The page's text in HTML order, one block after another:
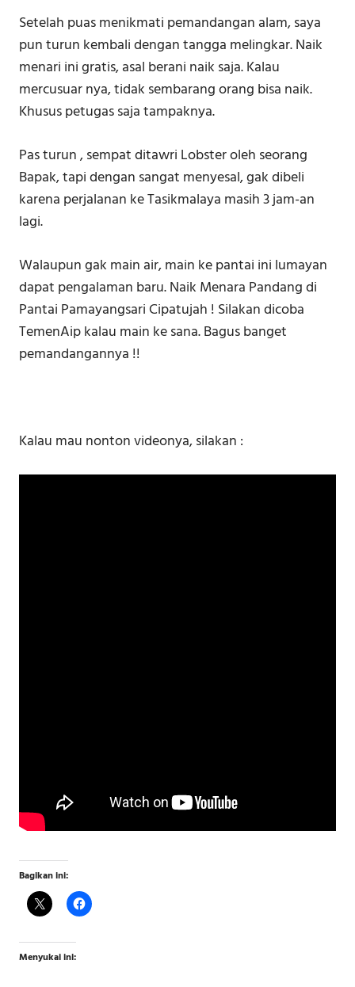
Setelah puas menikmati pemandangan alam, saya
pun turun kembali dengan tangga melingkar. Naik
menari ini gratis, asal berani naik saja. Kalau
mercusuar nya, tidak sembarang orang bisa naik.
Khusus petugas saja tampaknya.
Pas turun , sempat ditawri Lobster oleh seorang
Bapak, tapi dengan sangat menyesal, gak dibeli
karena perjalanan ke Tasikmalaya masih 3 jam-an
lagi.
Walaupun gak main air, main ke pantai ini lumayan
dapat pengalaman baru. Naik Menara Pandang di
Pantai Pamayangsari Cipatujah ! Silakan dicoba
TemenAip kalau main ke sana. Bagus banget
pemandangannya !!
Kalau mau nonton videonya, silakan :
Bagikan ini:
Menyukai ini: